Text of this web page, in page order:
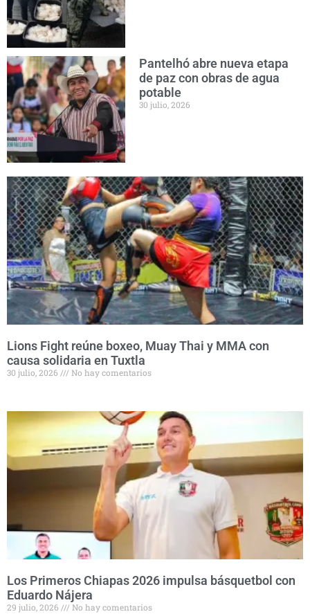
Pantelhó abre nueva etapa
de paz con obras de agua
potable
30 julio, 2026
Lions Fight reúne boxeo, Muay Thai y MMA con
causa solidaria en Tuxtla
30 julio, 2026 No hay comentarios
Los Primeros Chiapas 2026 impulsa básquetbol con
Eduardo Nájera
29 julio, 2026 No hay comentarios